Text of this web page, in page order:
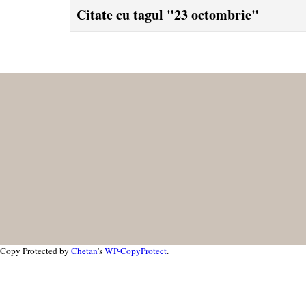
Citate cu tagul "23 octombrie"
Copy Protected by Chetan'sWP-CopyProtect.